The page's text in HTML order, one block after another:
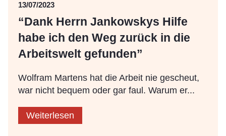
13/07/2023
“Dank Herrn Jankowskys Hilfe
habe ich den Weg zurück in die
Arbeitswelt gefunden”
Wolfram Martens hat die Arbeit nie gescheut,
war nicht bequem oder gar faul. Warum er...
Weiterlesen